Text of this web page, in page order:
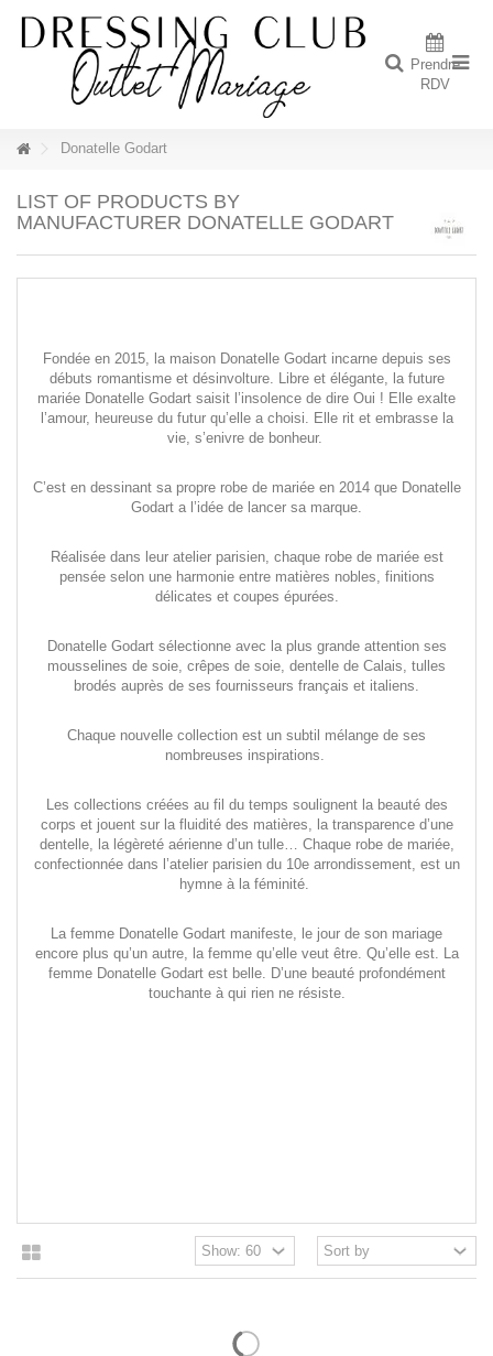
Prendre
RDV
Donatelle Godart
LIST OF PRODUCTS BY
MANUFACTURER DONATELLE GODART
Fondée en 2015, la maison Donatelle Godart incarne depuis ses
débuts romantisme et désinvolture. Libre et élégante, la future
mariée Donatelle Godart saisit l’insolence de dire Oui ! Elle exalte
l’amour, heureuse du futur qu’elle a choisi. Elle rit et embrasse la
vie, s’enivre de bonheur.
C’est en dessinant sa propre robe de mariée en 2014 que Donatelle
Godart a l’idée de lancer sa marque.
Réalisée dans leur atelier parisien, chaque robe de mariée est
pensée selon une harmonie entre matières nobles, finitions
délicates et coupes épurées.
Donatelle Godart sélectionne avec la plus grande attention ses
mousselines de soie, crêpes de soie, dentelle de Calais, tulles
brodés auprès de ses fournisseurs français et italiens.
Chaque nouvelle collection est un subtil mélange de ses
nombreuses inspirations.
Les collections créées au fil du temps soulignent la beauté des
corps et jouent sur la fluidité des matières, la transparence d’une
dentelle, la légèreté aérienne d’un tulle… Chaque robe de mariée,
confectionnée dans l’atelier parisien du 10e arrondissement, est un
hymne à la féminité.
La femme Donatelle Godart manifeste, le jour de son mariage
encore plus qu’un autre, la femme qu’elle veut être. Qu’elle est. La
femme Donatelle Godart est belle. D’une beauté profondément
touchante à qui rien ne résiste.